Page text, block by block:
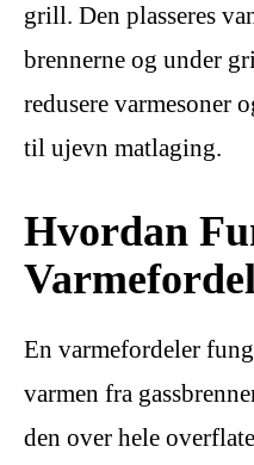
grill. Den plasseres
brennerne og under
redusere varmesoner
til ujevn matlaging.
Hvordan
En varmefordeler
varmen fra
den over hele